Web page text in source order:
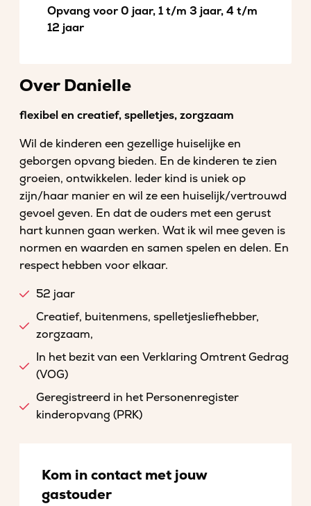
Opvang voor 0 jaar, 1 t/m 3 jaar, 4 t/m
12 jaar
Over Danielle
flexibel en creatief, spelletjes, zorgzaam
Wil de kinderen een gezellige huiselijke en
geborgen opvang bieden. En de kinderen te zien
groeien, ontwikkelen. Ieder kind is uniek op
zijn/haar manier en wil ze een huiselijk/vertrouwd
gevoel geven. En dat de ouders met een gerust
hart kunnen gaan werken. Wat ik wil mee geven is
normen en waarden en samen spelen en delen. En
respect hebben voor elkaar.
52 jaar
Creatief, buitenmens, spelletjesliefhebber,
zorgzaam,
In het bezit van een Verklaring Omtrent Gedrag
(VOG)
Geregistreerd in het Personenregister
kinderopvang (PRK)
Kom in contact met jouw
gastouder